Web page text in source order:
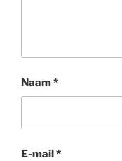
Naam*
E-mail*